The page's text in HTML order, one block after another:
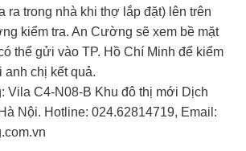
ra trong nhà khi thợ lắp đặt) lên trên
kiểm tra. An Cường sẽ xem bề mặt
thể gửi vào TP. Hồ Chí Minh để kiểm
chị kết quả.
Vila C4-N08-B Khu đô thị mới Dịch
Nội. Hotline: 024.62814719, Email: